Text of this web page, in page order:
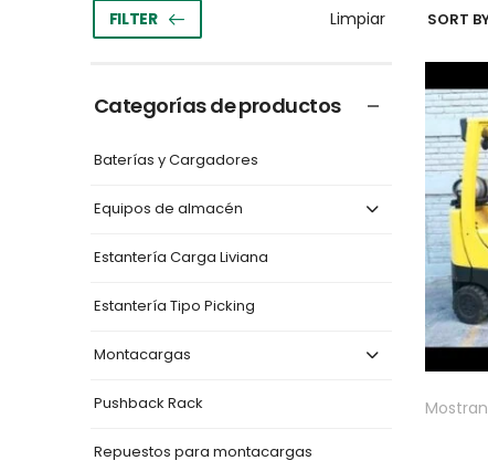
FILTER
Categorías de productos
Baterías y Cargadores
Equipos de almacén
Estantería Carga Liviana
Estantería Tipo Picking
Montacargas
Pushback Rack
Repuestos para montacargas
SORT